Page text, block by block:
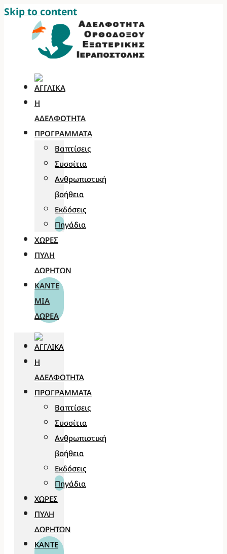
Skip to content
Η
ΑΔΕΛΦΌΤΗΤΑ
ΠΡΟΓΡΆΜΜΑΤΑ
Βαπτίσεις
Συσσίτια
Ανθρωπιστική
βοήθεια
Εκδόσεις
Πηγάδια
ΧΏΡΕΣ
ΠΎΛΗ
ΔΩΡΗΤΏΝ
ΚΆΝΤΕ
ΜΊΑ
ΔΩΡΕΆ
Η
ΑΔΕΛΦΌΤΗΤΑ
ΠΡΟΓΡΆΜΜΑΤΑ
Βαπτίσεις
Συσσίτια
Ανθρωπιστική
βοήθεια
Εκδόσεις
Πηγάδια
ΧΏΡΕΣ
ΠΎΛΗ
ΔΩΡΗΤΏΝ
ΚΆΝΤΕ